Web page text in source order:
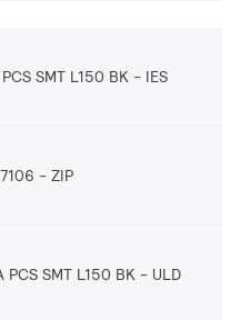
SMT L150 BK IES
ZIP
SMT L150 BK ULD